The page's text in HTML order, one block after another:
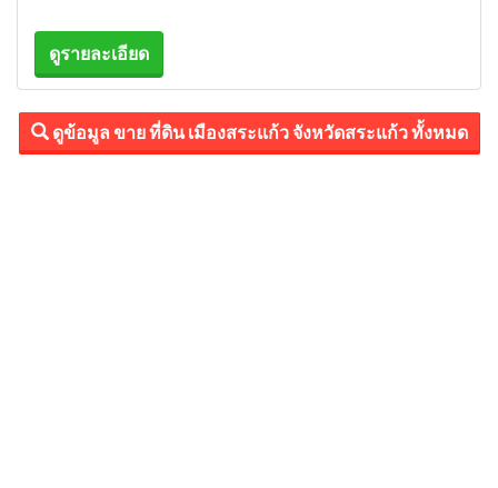
ดูรายละเอียด
ดูข้อมูล ขาย ที่ดิน เมืองสระแก้ว จังหวัดสระแก้ว ทั้งหมด